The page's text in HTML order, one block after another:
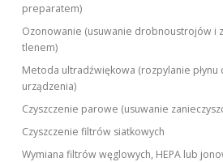
preparatem)
Ozonowanie (usuwanie drobnoustrojów i
tlenem)
Metoda ultradźwiękowa (rozpylanie
urządzenia)
Czyszczenie parowe (usuwanie
Czyszczenie filtrów siatkowych
Wymiana filtrów węglowych, HEPA lub